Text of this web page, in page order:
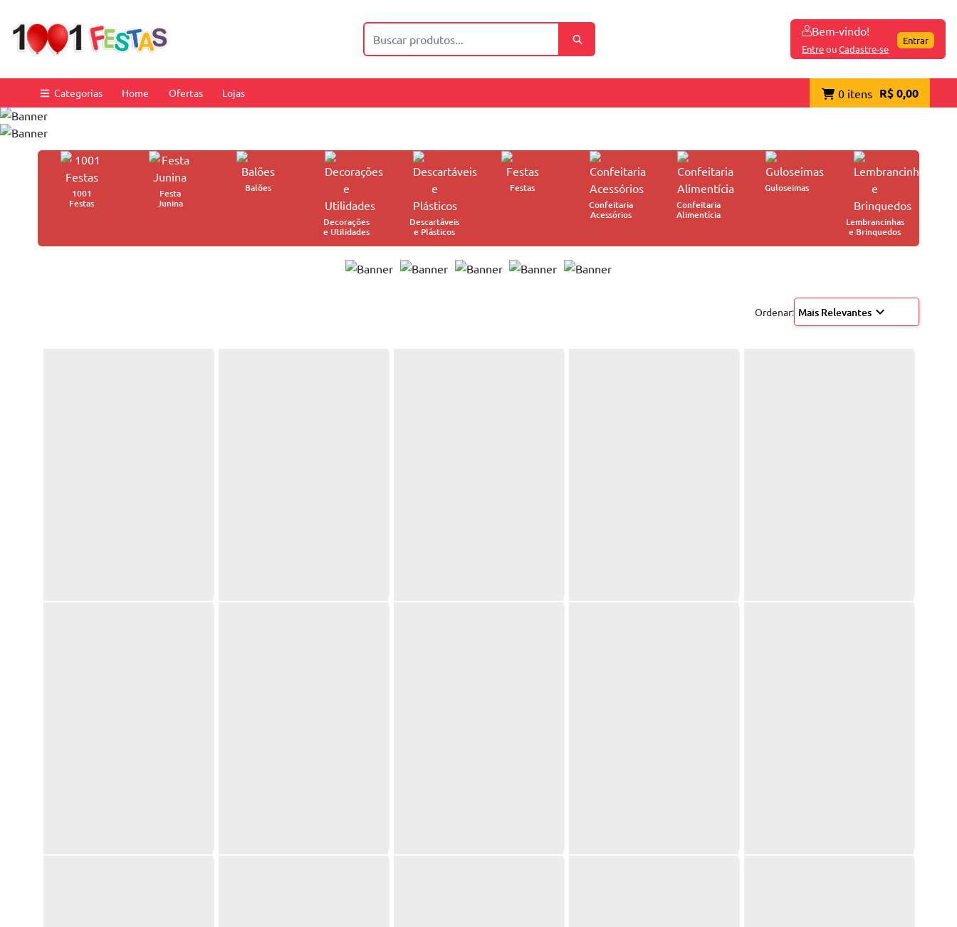
Bem-vindo!
EntreouCadastre-se
Entrar
Categorias Home Ofertas Lojas 0 itens R$ 0,00
1001
Festas
Festa
Junina
Balões
Decorações
e Utilidades
Descartáveis
e Plásticos
Festas
Confeitaria
Acessórios
Confeitaria
Alimentícia
Guloseimas
Lembrancinhas
e Brinquedos
Ordenar: Mais Relevantes expand_more